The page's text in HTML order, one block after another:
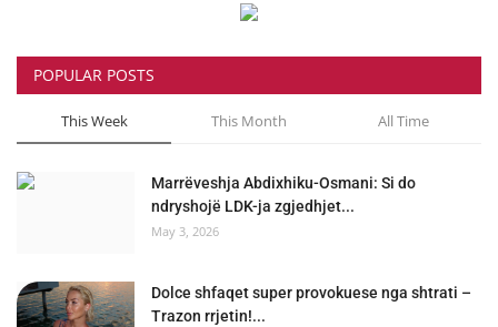
POPULAR POSTS
This Week This Month All Time
Marrëveshja Abdixhiku-Osmani: Si do
ndryshojë LDK-ja zgjedhjet...
May 3, 2026
Dolce shfaqet super provokuese nga shtrati –
Trazon rrjetin!...